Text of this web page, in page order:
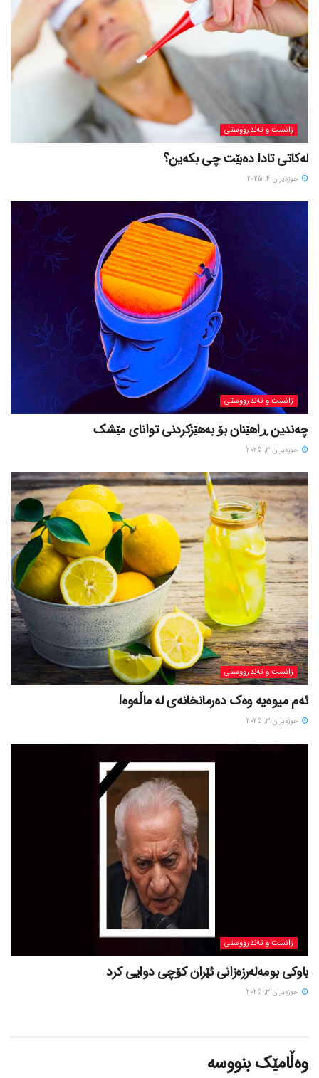
زانست و تەندرووستی
لەکاتی تادا دەبێت چی بکەین؟
حوزه‌یران 4, 2025
زانست و تەندرووستی
چەندین ڕاهێنان بۆ بەهێزکردنی توانای مێشک
حوزه‌یران 3, 2025
زانست و تەندرووستی
ئەم میوەیە وەک دەرمانخانەی لە ماڵەوە!
حوزه‌یران 3, 2025
زانست و تەندرووستی
باوکی بومەلەرزەزانی ئێران کۆچی دوایی کرد
حوزه‌یران 3, 2025
وەڵامێک بنووسە